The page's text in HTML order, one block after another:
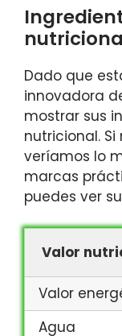
Dado que
innovadora
mostrar sus
nutricional.
veríamos lo
marcas
puedes ver
Valor
Valor
Agua